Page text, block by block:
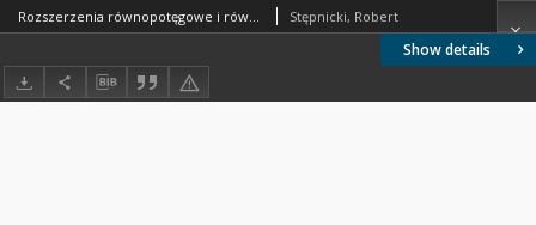
Show details
Rozszerzenia równopotęgowe i równocięciwowe Stępnicki, Robert